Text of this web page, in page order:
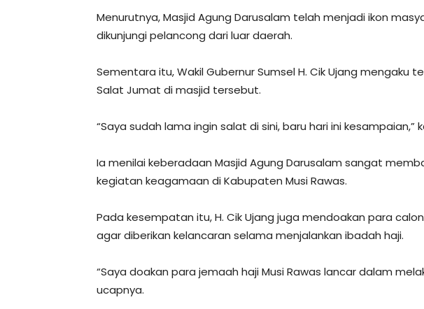
Menurutnya, Masjid Agung Darusalam telah menjadi ikon
dikunjungi pelancong dari luar daerah.
Sementara itu, Wakil Gubernur Sumsel H. Cik Ujang mengaku
Salat Jumat di masjid tersebut.
“Saya sudah lama ingin salat di sini, baru hari ini kesampaian,”
Ia menilai keberadaan Masjid Agung Darusalam sangat
kegiatan keagamaan di Kabupaten Musi Rawas.
Pada kesempatan itu, H. Cik Ujang juga mendoakan para
agar diberikan kelancaran selama menjalankan ibadah haji.
“Saya doakan para jemaah haji Musi Rawas lancar dalam
ucapnya.